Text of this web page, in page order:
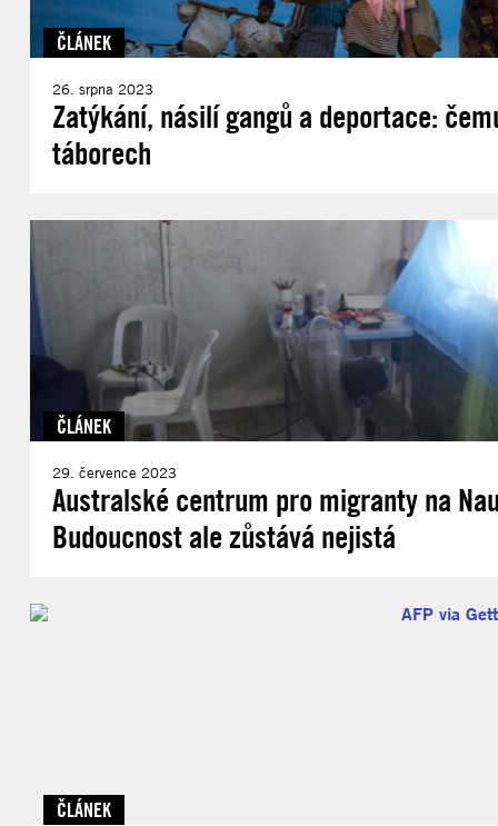
ČLÁNEK
26. srpna 2023
Zatýkání, násilí gangů a deportace:
táborech
ČLÁNEK
29. července 2023
Australské centrum pro migranty na
Budoucnost ale zůstává nejistá
ČLÁNEK